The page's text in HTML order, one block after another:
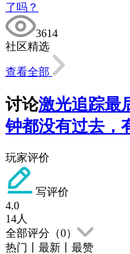
了吗？
3614
社区精选
查看全部
讨论激光追踪最
钟都没有过去，
玩家评价
写评价
4.0
14人
全部评分（0）
热门
最新 最赞